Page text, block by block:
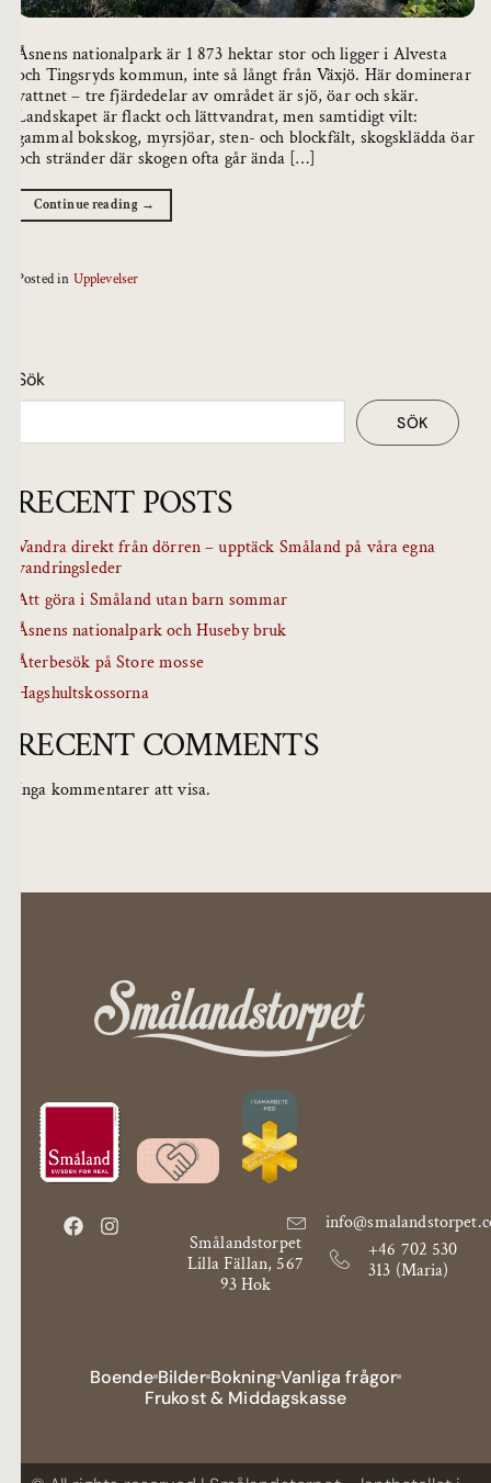
Åsnens nationalpark är 1 873 hektar stor och ligger i Alvesta
och Tingsryds kommun, inte så långt från Växjö. Här dominerar
vattnet – tre fjärdedelar av området är sjö, öar och skär.
Landskapet är flackt och lättvandrat, men samtidigt vilt:
gammal bokskog, myrsjöar, sten- och blockfält, skogsklädda öar
och stränder där skogen ofta går ända […]
Continue reading →
Posted in Upplevelser
Sök
SÖK
RECENT POSTS
Vandra direkt från dörren – upptäck Småland på våra egna
vandringsleder
Att göra i Småland utan barn sommar
Åsnens nationalpark och Huseby bruk
Återbesök på Store mosse
Hagshultskossorna
RECENT COMMENTS
Inga kommentarer att visa.
Smålandstorpet
Lilla Fällan, 567
93 Hok
+46 702 530
313 (Maria)
BoendeBilderBokningVanliga frågor
Frukost & Middagskasse